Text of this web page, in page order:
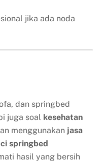
jika ada noda
dan springbed
juga soal kesehatan
menggunakan jasa
springbed
hasil yang bersih